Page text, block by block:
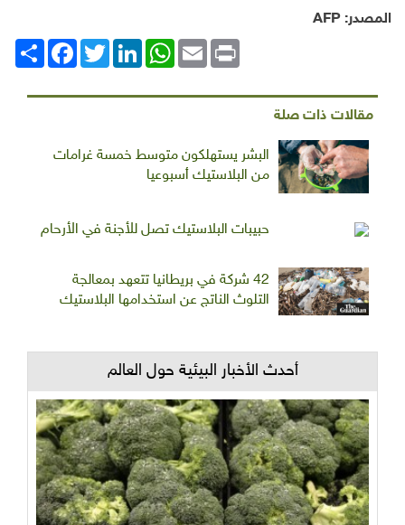
المصدر: AFP
انشر
FacebookTwitterLinkedIn
WhatsAppEmail Print
مقالات ذات صلة
البشر يستهلكون متوسط خمسة غرامات
من البلاستيك أسبوعيا
حبيبات البلاستيك تصل للأجنة في الأرحام
42 شركة في بريطانيا تتعهد بمعالجة
التلوث الناتج عن استخدامها البلاستيك
أحدث الأخبار البيئية حول العالم